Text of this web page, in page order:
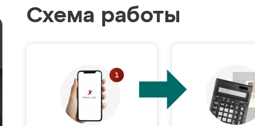
Схема работы